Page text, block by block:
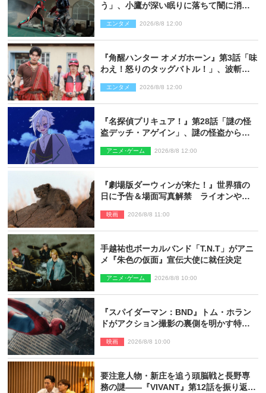
う」、小鷹が深い眠りに落ちて闇に消え
エンタメ 2026/8/8 12:00
『角醒ハンター オメガホーン』第3話「味
わえ！怒りのタッグバトル！」、波斬の
エンタメ 2026/8/8 12:00
『名探偵プリキュア！』第28話「謎の怪
盗デッチ・アゲイン」、謎の怪盗から不
アニメ･ゲーム 2026/8/8 12:00
『劇場版ダーウィンが来た！』世界猫の
日に予告＆場面写真解禁 ライオンやマ
映画 2026/8/8 11:00
手越祐也ボーカルバンド「T.N.T」がアニ
メ『朱色の仮面』宣伝大使に就任決定
アニメ･ゲーム 2026/8/8 10:00
『スパイダーマン：BND』トム・ホラン
ドがアクション撮影の裏側を明かす特別
映画 2026/8/8 10:00
要注意人物・新庄を追う頭脳戦と長野専
務の謎――『VIVANT』第12話を振り返